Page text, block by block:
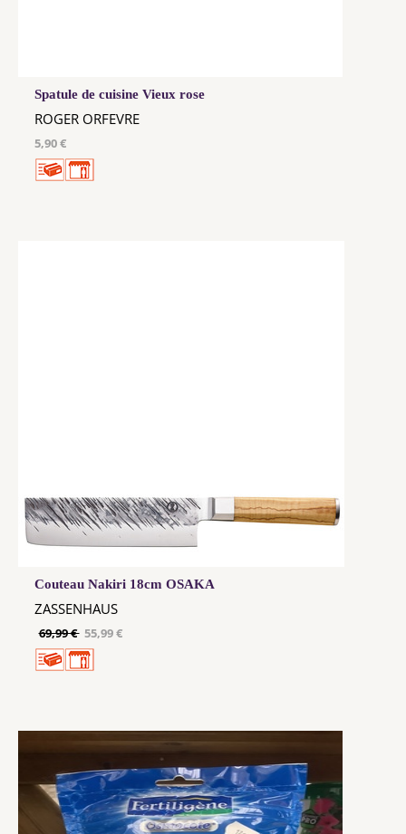
Spatule de cuisine Vieux rose
ROGER ORFEVRE
5,90 €
Couteau Nakiri 18cm OSAKA
ZASSENHAUS
69,99 € 55,99 €